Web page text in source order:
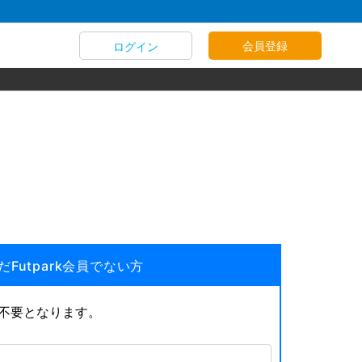
ログイン 会員登録
Futpark会員でない方
となります。